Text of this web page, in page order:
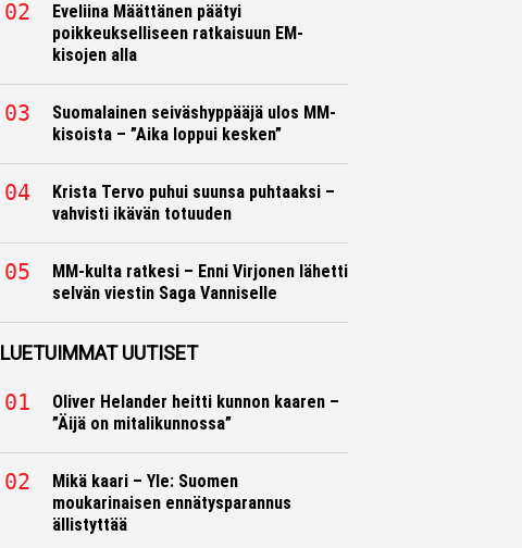
Eveliina Määttänen päätyi
poikkeukselliseen ratkaisuun EM-
kisojen alla
Suomalainen seiväshyppääjä ulos MM-
kisoista – ”Aika loppui kesken”
Krista Tervo puhui suunsa puhtaaksi –
vahvisti ikävän totuuden
MM-kulta ratkesi – Enni Virjonen lähetti
selvän viestin Saga Vanniselle
LUETUIMMAT UUTISET
Oliver Helander heitti kunnon kaaren –
”Äijä on mitalikunnossa”
Mikä kaari – Yle: Suomen
moukarinaisen ennätysparannus
ällistyttää